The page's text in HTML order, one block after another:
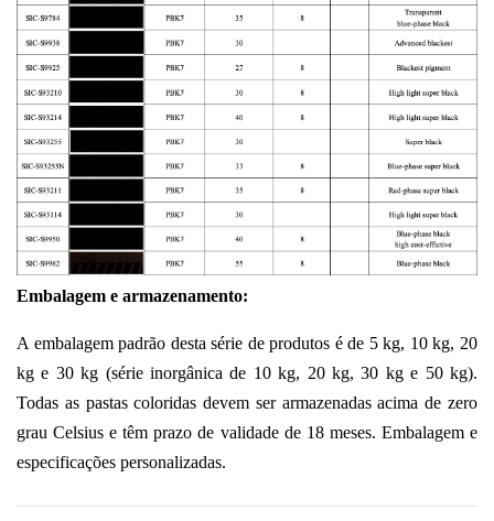
Embalagem e armazenamento:
A embalagem padrão desta série de produtos é de 5 kg, 10 kg, 20
kg e 30 kg (série inorgânica de 10 kg, 20 kg, 30 kg e 50 kg).
Todas as pastas coloridas devem ser armazenadas acima de zero
grau Celsius e têm prazo de validade de 18 meses. Embalagem e
especificações personalizadas.